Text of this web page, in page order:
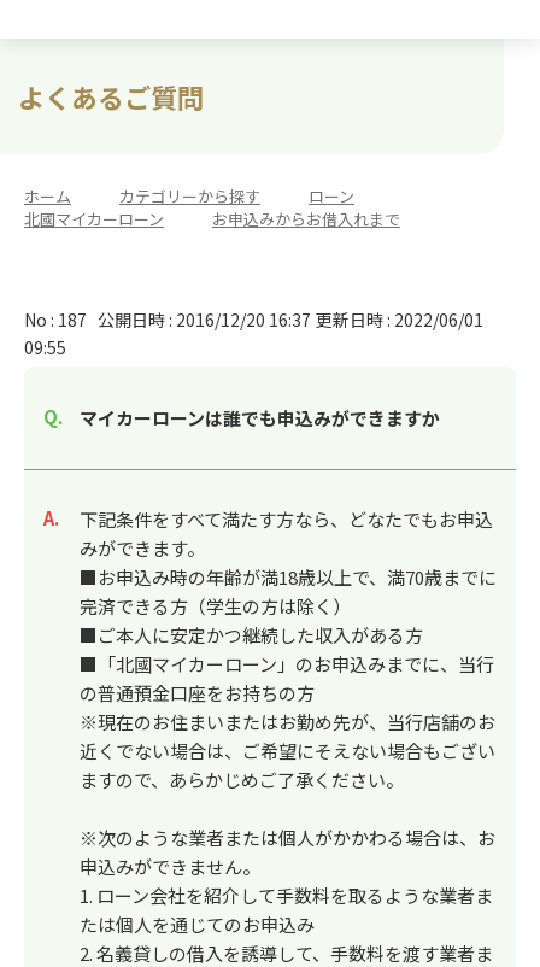
よくあるご質問
ホーム カテゴリーから探す ローン
北國マイカーローン
お申込みからお借入れまで
No : 187 公開日時 : 2016/12/20 16:37 更新日時 : 2022/06/01
09:55
マイカーローンは誰でも申込みができますか
回答
下記条件をすべて満たす方なら、どなたでもお申込
みができます。
■お申込み時の年齢が満18歳以上で、満70歳までに
完済できる方（学生の方は除く）
■ご本人に安定かつ継続した収入がある方
■「北國マイカーローン」のお申込みまでに、当行
の普通預金口座をお持ちの方
※現在のお住まいまたはお勤め先が、当行店舗のお
近くでない場合は、ご希望にそえない場合もござい
ますので、あらかじめご了承ください。
※次のような業者または個人がかかわる場合は、お
申込みができません。
1. ローン会社を紹介して手数料を取るような業者ま
たは個人を通じてのお申込み
2. 名義貸しの借入を誘導して、手数料を渡す業者ま